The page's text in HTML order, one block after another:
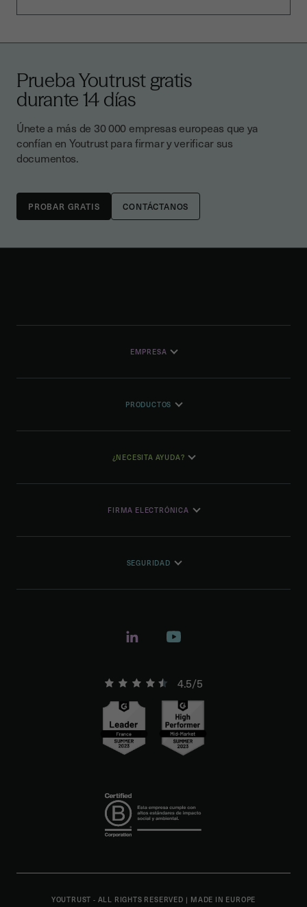
Prueba Youtrust gratis
durante 14 días
Únete a más de 30 000 empresas europeas que ya
confían en Youtrust para firmar y verificar sus
documentos.
CONTÁCTANOS
EMPRESA
PRODUCTOS
¿NECESITA AYUDA?
FIRMA ELECTRÓNICA
SEGURIDAD
4.5/5
YOUTRUST - ALL RIGHTS RESERVED | MADE IN EUROPE